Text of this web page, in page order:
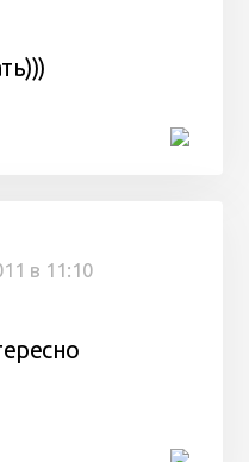
в 11:10